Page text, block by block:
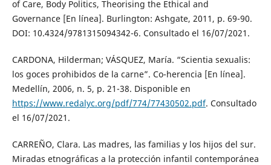
of Care, Body Politics, Theorising the Ethical and
Governance [En línea]. Burlington: Ashgate, 2011, p. 69-90.
DOI: 10.4324/9781315094342-6. Consultado el 16/07/2021.
CARDONA, Hilderman; VÁSQUEZ, María. “Scientia sexualis:
los goces prohibidos de la carne”. Co-herencia [En línea].
Medellín, 2006, n. 5, p. 21-38. Disponible en
https://www.redalyc.org/pdf/774/77430502.pdf. Consultado
el 16/07/2021.
CARREÑO, Clara. Las madres, las familias y los hijos del sur.
Miradas etnográficas a la protección infantil contemporánea